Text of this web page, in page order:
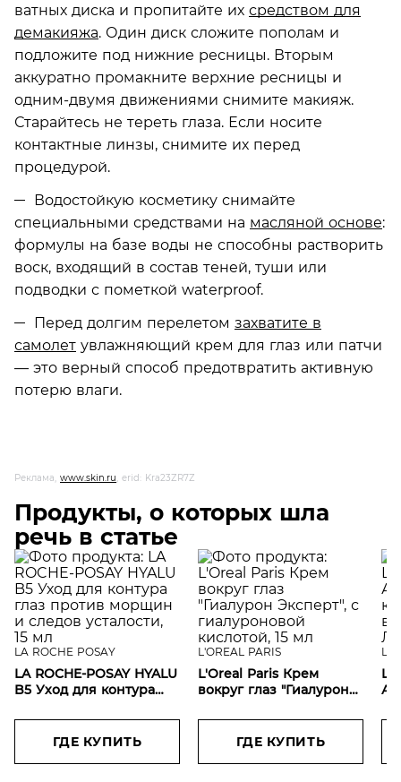
ватных диска и пропитайте их средством для
демакияжа. Один диск сложите пополам и
подложите под нижние ресницы. Вторым
аккуратно промакните верхние ресницы и
одним-двумя движениями снимите макияж.
Старайтесь не тереть глаза. Если носите
контактные линзы, снимите их перед
процедурой.
Водостойкую косметику снимайте
специальными средствами на масляной основе:
формулы на базе воды не способны растворить
воск, входящий в состав теней, туши или
подводки с пометкой waterproof.
Перед долгим перелетом захватите в
самолет увлажняющий крем для глаз или патчи
— это верный способ предотвратить активную
потерю влаги.
Реклама, www.skin.ru, erid: Kra23ZR7Z
Продукты, о которых шла
речь в статье
LA ROCHE POSAY
LA ROCHE-POSAY HYALU
B5 Уход для контура
следов усталости, 15 мл
ГДЕ КУПИТЬ
L'OREAL PARIS
L'Oreal Paris Крем
вокруг глаз "Гиалурон
гиалуроновой
кислотой, 15 мл
ГДЕ КУПИТЬ